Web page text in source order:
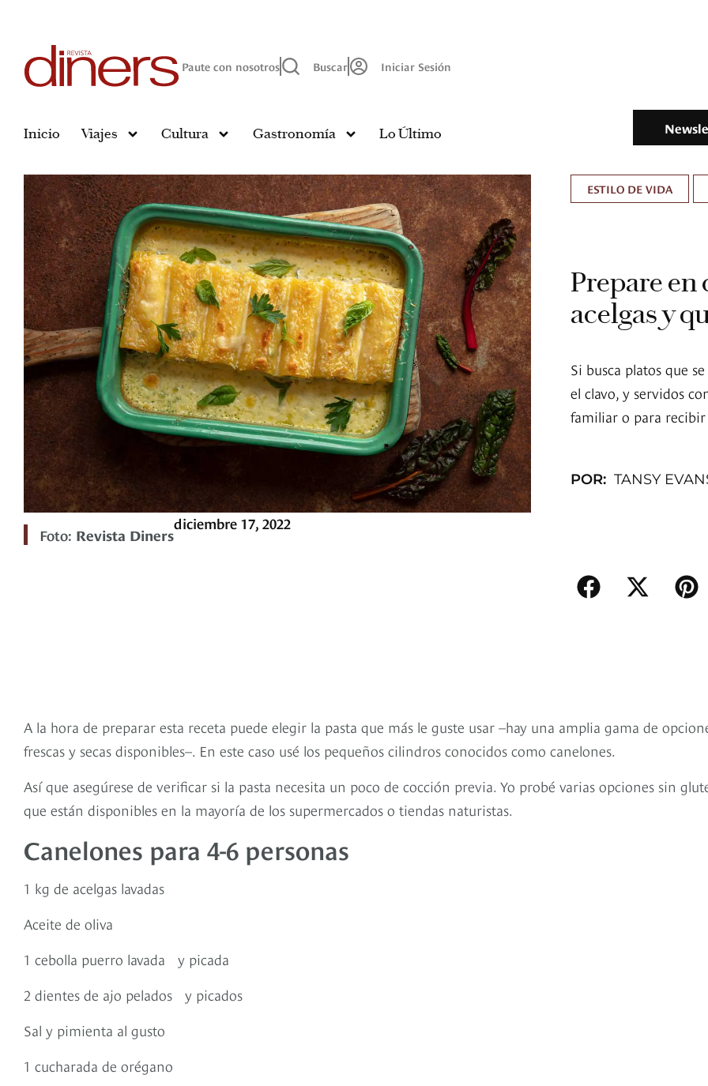
Paute con nosotros Buscar Iniciar Sesión
Inicio Viajes Cultura Gastronomía Lo Último
Foto: Revista Diners
diciembre 17, 2022
ESTILO DE VIDA
Prepare en
acelgas y
Si busca platos que
el clavo, y servidos
familiar o para
POR: TANSY
A la hora de preparar esta receta puede elegir la pasta que más le guste usar –hay una amplia gama de
frescas y secas disponibles–. En este caso usé los pequeños cilindros conocidos como canelones.
Así que asegúrese de verificar si la pasta necesita un poco de cocción previa. Yo probé varias opciones sin
que están disponibles en la mayoría de los supermercados o tiendas naturistas.
Canelones para 4-6 personas
1 kg de acelgas lavadas
Aceite de oliva
1 cebolla puerro lavada y picada
2 dientes de ajo pelados y picados
Sal y pimienta al gusto
1 cucharada de orégano